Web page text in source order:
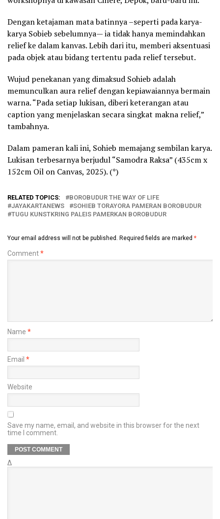
Dengan ketajaman mata batinnya –seperti pada karya-
karya Sobieb sebelumnya— ia tidak hanya memindahkan
relief ke dalam kanvas. Lebih dari itu, memberi aksentuasi
pada objek atau bidang tertentu pada relief tersebut.
Wujud penekanan yang dimaksud Sohieb adalah
memunculkan aura relief dengan kepiawaiannya bermain
warna. “Pada setiap lukisan, diberi keterangan atau
caption yang menjelaskan secara singkat makna relief,”
tambahnya.
Dalam pameran kali ini, Sohieb memajang sembilan karya.
Lukisan terbesarnya berjudul “Samodra Raksa” (435cm x
152cm Oil on Canvas, 2025). (*)
RELATED TOPICS:
BOROBUDUR THE WAY OF LIFE
JAYAKARTANEWS
SOHIEB TORAYORA PAMERAN BOROBUDUR
TUGU KUNSTKRING PALEIS PAMERKAN BOROBUDUR
Your email address will not be published. Required fields are marked *
Comment*
Name *
Email *
Website
Save my name, email, and website in this browser for the next
time I comment.
Δ